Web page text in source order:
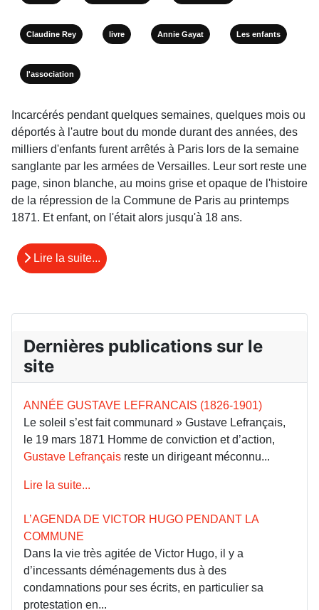
Claudine Rey livre Annie Gayat Les enfants
l'association
Incarcérés pendant quelques semaines, quelques mois ou
déportés à l'autre bout du monde durant des années, des
milliers d'enfants furent arrêtés à Paris lors de la semaine
sanglante par les armées de Versailles. Leur sort reste une
page, sinon blanche, au moins grise et opaque de l'histoire
de la répression de la Commune de Paris au printemps
1871. Et enfant, on l'était alors jusqu'à 18 ans.
Lire la suite...
Dernières publications sur le
site
ANNÉE GUSTAVE LEFRANCAIS (1826-1901)
Le soleil s’est fait communard » Gustave Lefrançais,
le 19 mars 1871 Homme de conviction et d’action,
Gustave Lefrançais reste un dirigeant méconnu...
Lire la suite...
L’AGENDA DE VICTOR HUGO PENDANT LA
COMMUNE
Dans la vie très agitée de Victor Hugo, il y a
d’incessants déménagements dus à des
condamnations pour ses écrits, en particulier sa
protestation en...